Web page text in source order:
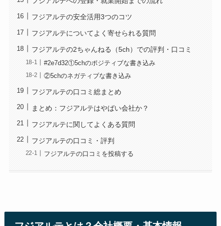
フジアルテの安全活用3つのコツ
フジアルテについてよく寄せられる質問
フジアルテの2ちゃんねる（5ch）での評判・口コミ
#2e7d32①5chのポジティブな書き込み
②5chのネガティブな書き込み
フジアルテの口コミ総まとめ
まとめ：フジアルテはやばい会社か？
フジアルテに関してよくある質問
フジアルテの口コミ・評判
フジアルテの口コミを投稿する